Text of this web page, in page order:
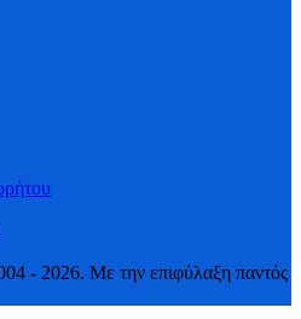
- 2026. Με την επιφύλαξη παντός